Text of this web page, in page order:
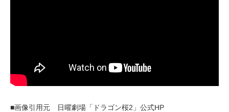
■画像引用元 日曜劇場「ドラゴン桜2」公式HP